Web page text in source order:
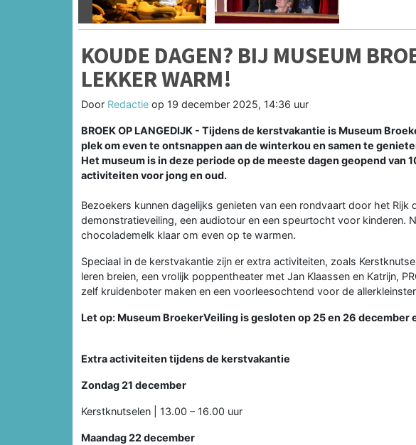
KOUDE DAGEN? BIJ MUSEUM
LEKKER WARM!
Door Redactie op 19 december 2025, 14:36 uur
BROEK OP LANGEDIJK - Tijdens de kerstvakantie is Museum
plek om even te ontsnappen aan de winterkou en samen te
Het museum is in deze periode op de meeste dagen geopend van
activiteiten voor jong en oud.
Bezoekers kunnen dagelijks genieten van een rondvaart door het Rijk
demonstratieveiling, een audiotour en een speurtocht voor kinderen.
chocolademelk klaar om even op te warmen.
Speciaal in de kerstvakantie zijn er extra activiteiten, zoals
leren breien, een vrolijk poppentheater met Jan Klaassen en Katrijn,
zelf kruidenboter maken en een voorleesochtend voor de
Let op: Museum BroekerVeiling is gesloten op 25 en 26 december
Extra activiteiten tijdens de kerstvakantie
Zondag 21 december
Kerstknutselen | 13.00 – 16.00 uur
Maandag 22 december